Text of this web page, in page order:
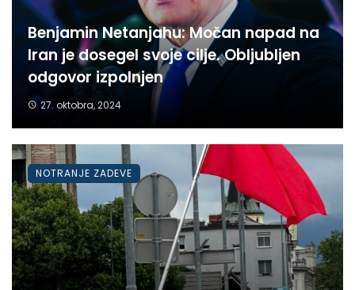
Benjamin Netanjahu: Močan napad na
Iran je dosegel svoje cilje. Obljubljen
odgovor izpolnjen
27. oktobra, 2024
NOTRANJE ZADEVE